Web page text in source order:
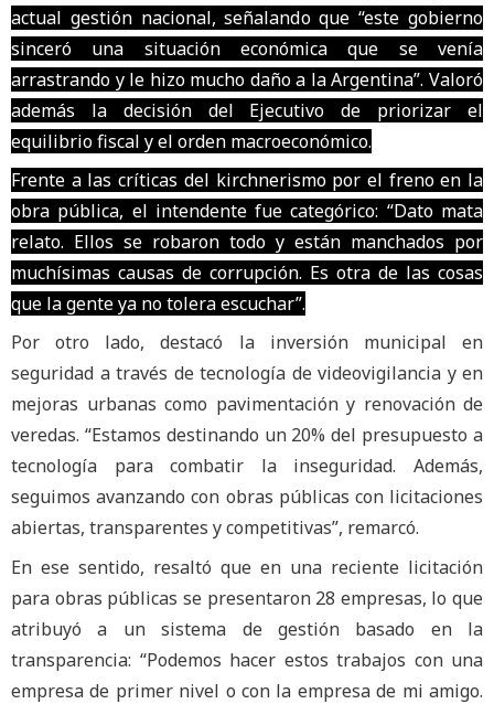
actual gestión nacional, señalando que “este gobierno
sinceró una situación económica que se venía
arrastrando y le hizo mucho daño a la Argentina”. Valoró
además la decisión del Ejecutivo de priorizar el
equilibrio fiscal y el orden macroeconómico.
Frente a las críticas del kirchnerismo por el freno en la
obra pública, el intendente fue categórico: “Dato mata
relato. Ellos se robaron todo y están manchados por
muchísimas causas de corrupción. Es otra de las cosas
que la gente ya no tolera escuchar”.
Por otro lado, destacó la inversión municipal en
seguridad a través de tecnología de videovigilancia y en
mejoras urbanas como pavimentación y renovación de
veredas. “Estamos destinando un 20% del presupuesto a
tecnología para combatir la inseguridad. Además,
seguimos avanzando con obras públicas con licitaciones
abiertas, transparentes y competitivas”, remarcó.
En ese sentido, resaltó que en una reciente licitación
para obras públicas se presentaron 28 empresas, lo que
atribuyó a un sistema de gestión basado en la
transparencia: “Podemos hacer estos trabajos con una
empresa de primer nivel o con la empresa de mi amigo.